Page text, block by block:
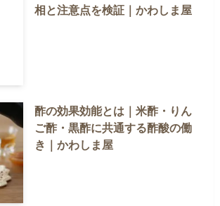
相と注意点を検証｜かわしま屋
酢の効果効能とは｜米酢・りん
ご酢・黒酢に共通する酢酸の働
き｜かわしま屋